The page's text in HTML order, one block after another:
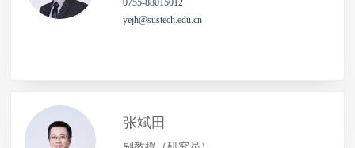
0755-88015012
yejh@sustech.edu.cn
张斌田